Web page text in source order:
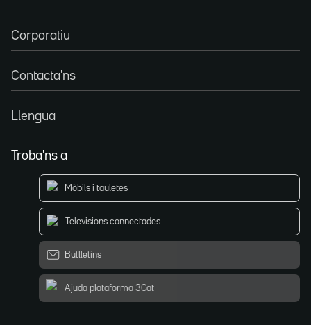
Corporatiu
Contacta'ns
Llengua
Troba'ns a
Mòbils i tauletes
Televisions connectades
Butlletins
Ajuda plataforma 3Cat